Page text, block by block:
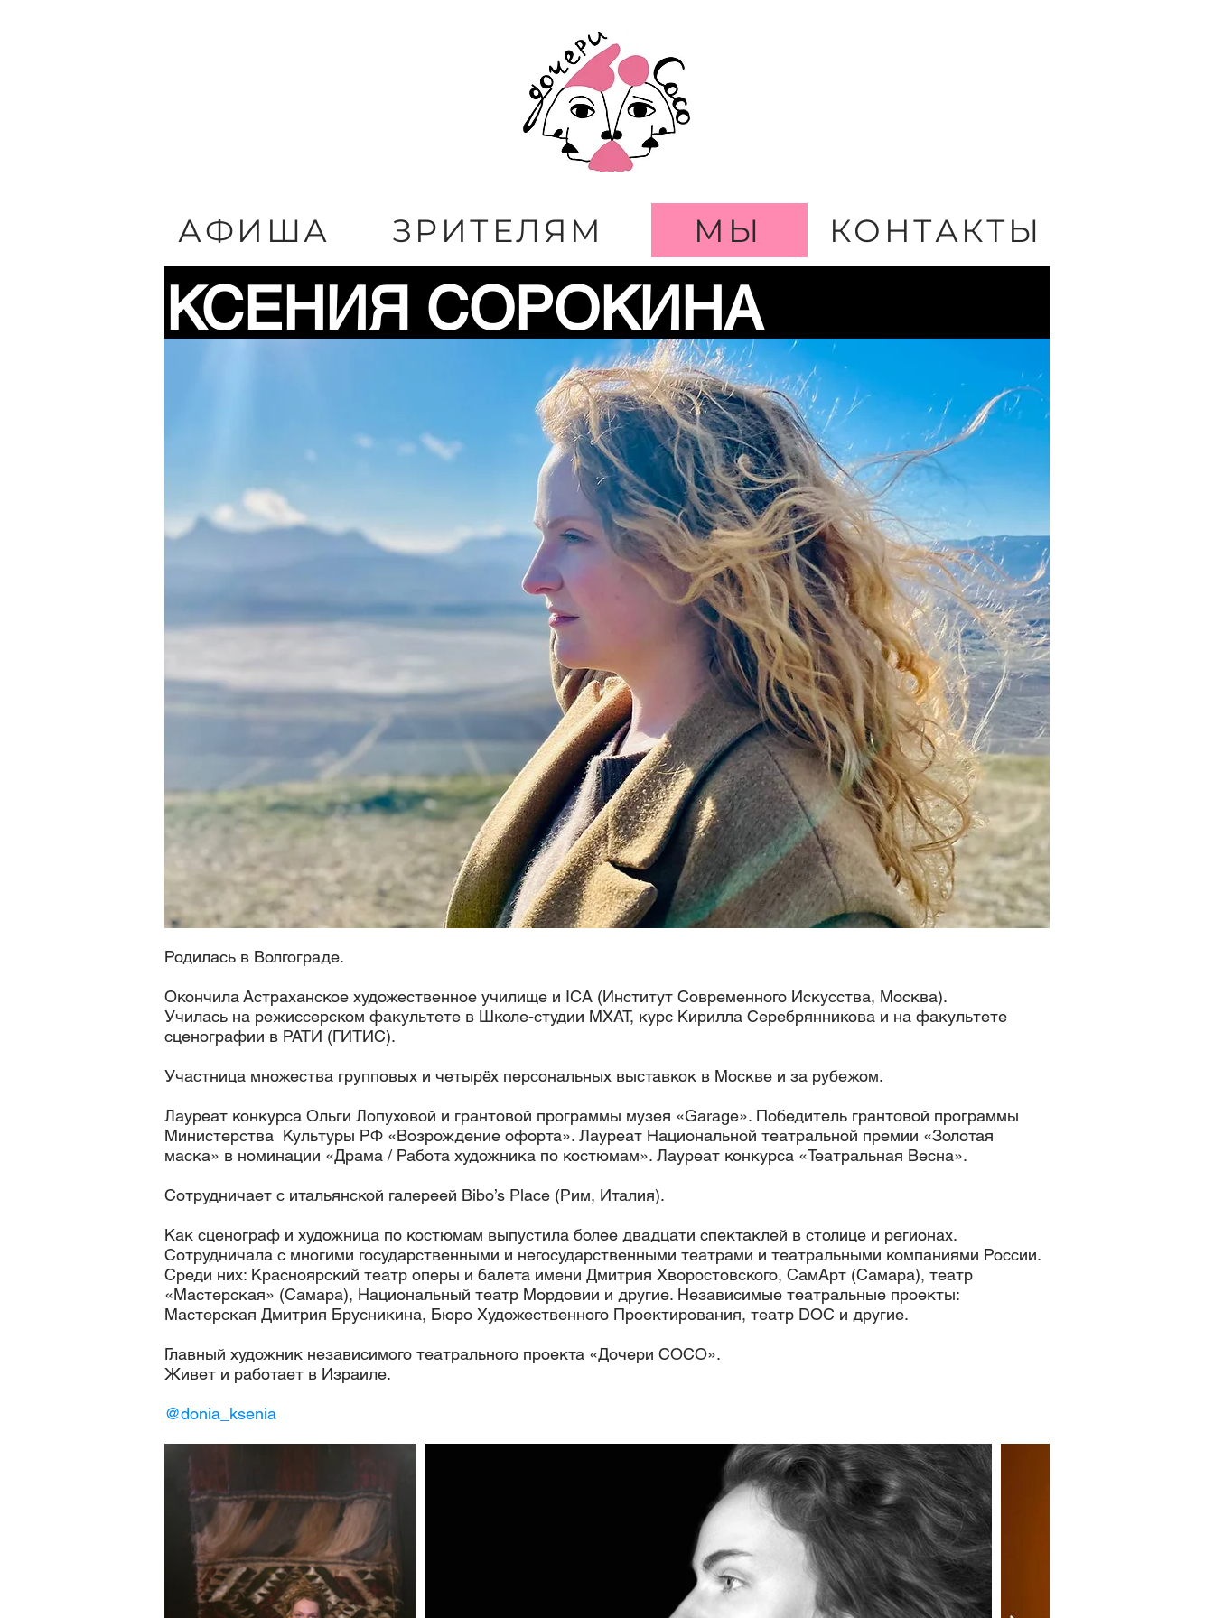
АФИША ЗРИТЕЛЯМ МЫ КОНТАКТЫ
КСЕНИЯ СОРОКИНА
Родилась в Волгограде.
Окончила Астраханское художественное училище и ICA (Институт Современного Искусства, Москва).
Училась на режиссерском факультете в Школе-студии МХАТ, курс Кирилла Серебрянникова и на факультете
сценографии в РАТИ (ГИТИС).
Участница множества групповых и четырёх персональных выставкок в Москве и за рубежом.
Лауреат конкурса Ольги Лопуховой и грантовой программы музея «Garage». Победитель грантовой программы
Министерства Культуры РФ «Возрождение офорта». Лауреат Национальной театральной премии «Золотая
маска» в номинации «Драма / Работа художника по костюмам». Лауреат конкурса «Театральная Весна».
Сотрудничает с итальянской галереей Bibo’s Place (Рим, Италия).
Как сценограф и художница по костюмам выпустила более двадцати спектаклей в столице и регионах.
Сотрудничала с многими государственными и негосударственными театрами и театральными компаниями России.
Среди них: Красноярский театр оперы и балета имени Дмитрия Хворостовского, СамАрт (Самара), театр
«Мастерская» (Самара), Национальный театр Мордовии и другие. Независимые театральные проекты:
Мастерская Дмитрия Брусникина, Бюро Художественного Проектирования, театр DOC и другие.
Главный художник независимого театрального проекта «Дочери СОСО».
Живет и работает в Израиле.
@donia_ksenia